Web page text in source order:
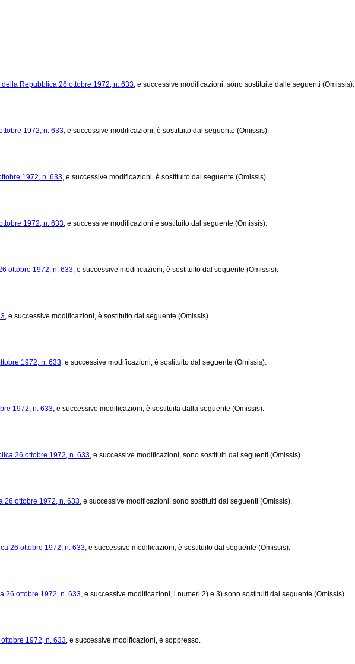
Repubblica 26 ottobre 1972, n. 633, e successive modificazioni, sono sostituite dalle seguenti (Omissis).
1972, n. 633, e successive modificazioni, è sostituito dal seguente (Omissis).
1972, n. 633, e successive modificazioni, è sostituito dal seguente (Omissis).
1972, n. 633, e successive modificazioni è sostituito dal seguente (Omissis).
ottobre 1972, n. 633, e successive modificazioni, è sostituito dal seguente (Omissis).
, e successive modificazioni, è sostituito dal seguente (Omissis).
1972, n. 633, e successive modificazioni, è sostituito dal seguente (Omissis).
1972, n. 633, e successive modificazioni, è sostituita dalla seguente (Omissis).
26 ottobre 1972, n. 633, e successive modificazioni, sono sostituiti dai seguenti (Omissis).
26 ottobre 1972, n. 633, e successive modificazioni, sono sostituiti dai seguenti (Omissis).
26 ottobre 1972, n. 633, e successive modificazioni, è sostituito dal seguente (Omissis).
26 ottobre 1972, n. 633, e successive modificazioni, i numeri 2) e 3) sono sostituiti dal seguente (Omissis).
1972, n. 633, e successive modificazioni, è soppresso.